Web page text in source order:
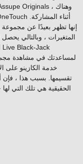
إنها تظهر بعيدًا عن
المتغيرات ، وبالتالي
لمساعدتك في مشاهدة
خدمة الكازينو على
تقسيمها. بسبب هذا ، فإن
الحقيقية هي تلك التي